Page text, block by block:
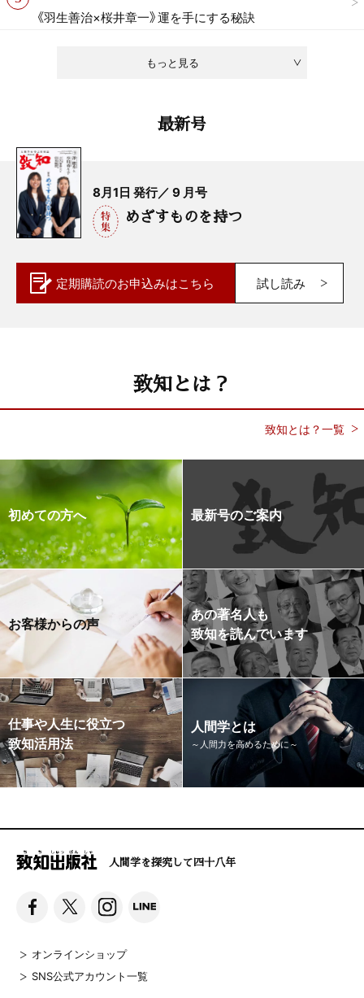
もっと見る
《羽生善治×桜井章一》運を手にする秘訣
最新号
8月1日 発行／ 9 月号
めざすものを持つ
定期購読のお申込みはこちら 試し読み
致知とは？
致知とは？一覧
初めての方へ 最新号のご案内
お客様からの声
あの著名人も
致知を読んでいます
仕事や人生に役立つ
致知活用法
人間学とは
～人間力を高めるために～
人間学を探究して四十八年
オンラインショップ
SNS公式アカウント一覧